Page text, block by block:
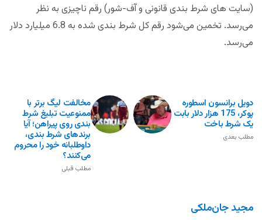
(سایت های شرط بندی قانونی و آف-شور) رقم ناچیزی به نظر
می‌رسد. تخمین می‌شود رقم کل شرط بندی شده به 6.8 میلیارد دلار
می‌رسد.
مخالفت لیگ برتر با
ممنوعیت تبلیغ شرط
بندی روی پیراهن؛ آیا
برندهای شرط بندی،
داوطلبانه خود را محروم
می‌کنند؟
مطلب قبلی
دویل برانسون اسطوره
پوکر، 175 هزار دلار بابت
یک شرط باخت
مطلب بعدی
مجید جان‌ملکی